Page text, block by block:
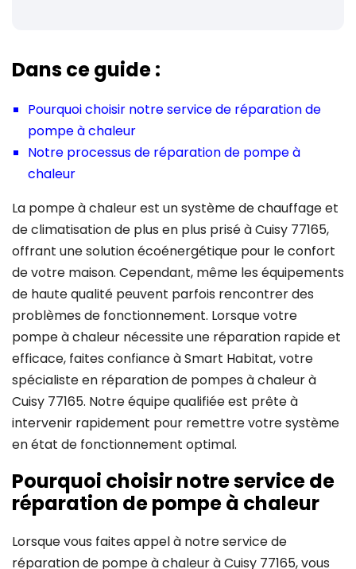
Dans ce guide :
Pourquoi choisir notre service de réparation de
pompe à chaleur
Notre processus de réparation de pompe à
chaleur
La pompe à chaleur est un système de chauffage et
de climatisation de plus en plus prisé à Cuisy 77165,
offrant une solution écoénergétique pour le confort
de votre maison. Cependant, même les équipements
de haute qualité peuvent parfois rencontrer des
problèmes de fonctionnement. Lorsque votre
pompe à chaleur nécessite une réparation rapide et
efficace, faites confiance à Smart Habitat, votre
spécialiste en réparation de pompes à chaleur à
Cuisy 77165. Notre équipe qualifiée est prête à
intervenir rapidement pour remettre votre système
en état de fonctionnement optimal.
Pourquoi choisir notre service de
réparation de pompe à chaleur
Lorsque vous faites appel à notre service de
réparation de pompe à chaleur à Cuisy 77165, vous